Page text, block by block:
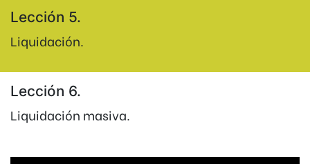
Lección 5.
Liquidación.
Lección 6.
Liquidación masiva.